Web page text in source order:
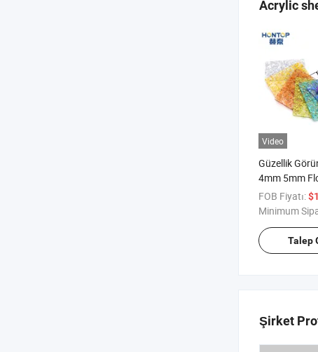
Acrylic
Video
Güzellik
4mm 5mm
Çizilmez
Akrilik Levha
FOB Fiyatı:
Minimum
Talep
Şirket